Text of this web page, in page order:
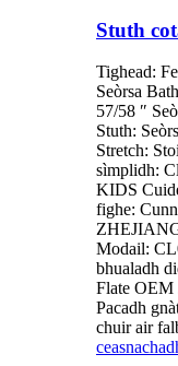
Stuth
Tighead:
Seòrsa
57/58 ″
Stuth:
Stretch:
sìmplidh:
KIDS
fighe:
Modail:
bhualadh
Flate OEM
Pacadh
chuir air